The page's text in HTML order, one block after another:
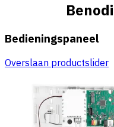
Bedieningspaneel
Overslaan productslider